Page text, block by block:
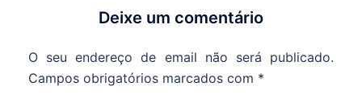
Deixe um comentário
O seu endereço de email não será publicado.
Campos obrigatórios marcados com *